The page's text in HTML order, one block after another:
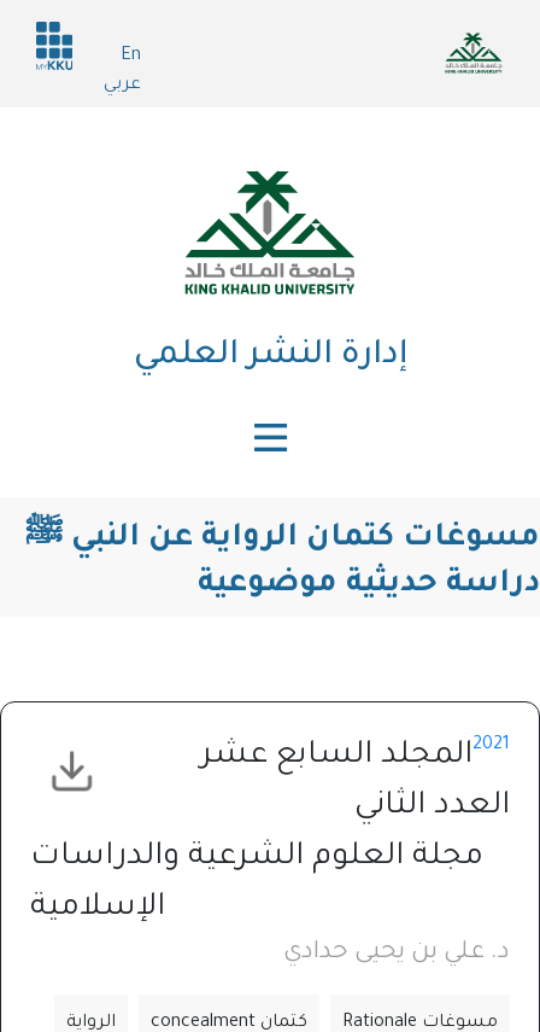
المحتوى
En
عربي
Header
services
إدارة النشر العلمي
مسوغات كتمان الرواية عن النبي ﷺ
دراسة حديثية موضوعية
2021المجلد السابع عشر
العدد الثاني
مجلة العلوم الشرعية والدراسات
الإسلامية
د. علي بن يحيى حدادي
مسوغات Rationale كتمان concealment الرواية